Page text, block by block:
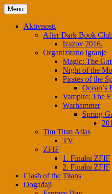
Skip
to
content
Menu
Aktivnosti
After Dark Book
Izazov 2016.
Organizirano igranje
Magic: The
Night of the
Pirates of the
Ocean’s
Vampire: The
Warhammer
Spring
Tim Titan Atlas
TV
ZFIF
1. Finalni ZFIF
2. Finalni ZFIF
Clash of the Titans
Događaji